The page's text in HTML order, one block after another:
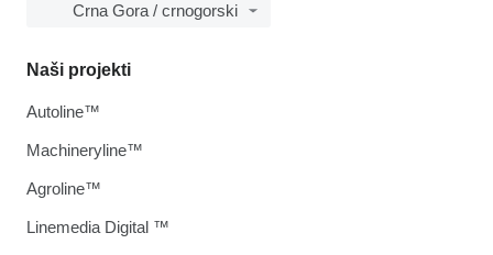
Crna Gora / crnogorski
Naši projekti
Autoline™
Machineryline™
Agroline™
Linemedia Digital ™